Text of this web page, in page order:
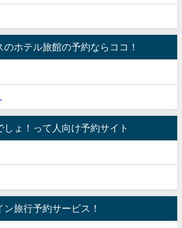
ホテル旅館の予約ならココ！
しょ！って人向け予約サイト
旅行予約サービス！